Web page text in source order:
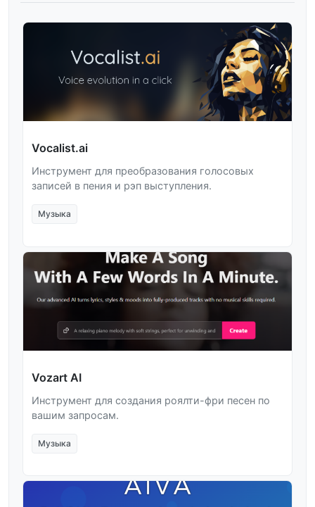
Vocalist.ai
Инструмент для преобразования голосовых
записей в пения и рэп выступления.
Музыка
Vozart AI
Инструмент для создания роялти-фри песен по
вашим запросам.
Музыка